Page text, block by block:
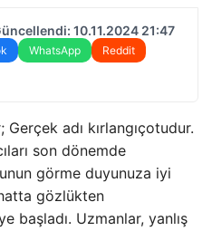
10.11.2024 21:47
WhatsApp
Reddit
adı kırlangıçotudur.
son dönemde
görme duyunuza iyi
gözlükten
başladı. Uzmanlar, yanlış